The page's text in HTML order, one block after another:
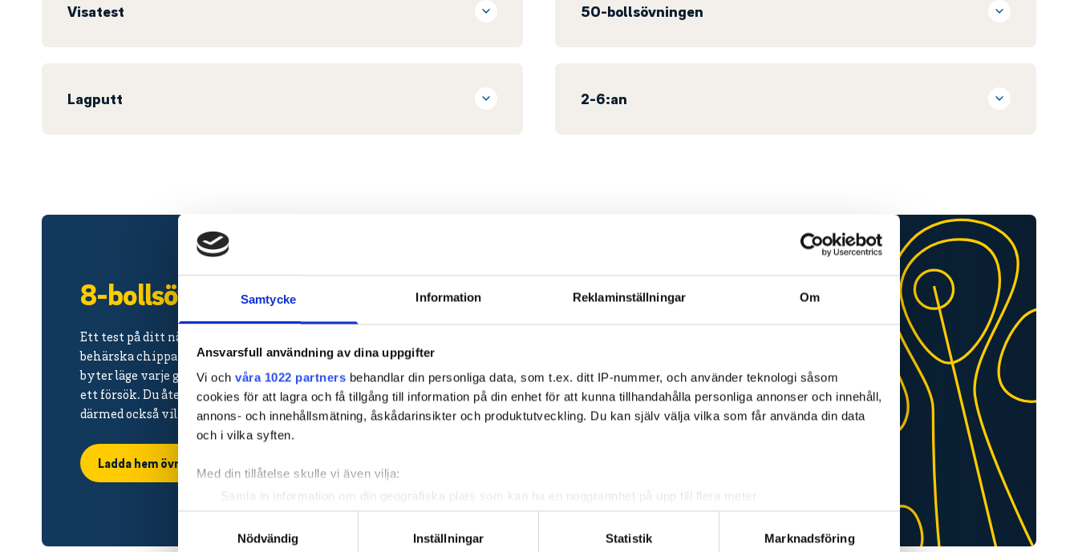
Samtycke Information Reklaminställningar Om
Ansvarsfull användning av dina uppgifter
Vi och våra 1022 partners behandlar din personliga data, som t.ex. ditt IP-nummer, och använder teknologi såsom
cookies för att lagra och få tillgång till information på din enhet för att kunna tillhandahålla personliga annonser och innehåll,
annons- och innehållsmätning, åskådarinsikter och produktutveckling. Du kan själv välja vilka som får använda din data
och i vilka syften.
Med din tillåtelse skulle vi även vilja:
Samla in information om din geografiska plats som kan ha en noggrannhet på upp till flera meter
Identifiera din enhet genom att aktivt skanna den för specifika kännetecken (fingeravtryck)
Ta reda på mer om hur dina personliga uppgifter behandlas och ställ in dina preferenser i
detaljsektionen. Du kan ändra
Nödvändig
Inställningar Statistik Marknadsföring
Visatest
Lagputt
50-bollsövningen
2-6:an
8-bollsövningen.
Ett test på ditt närspel. För att scora bra på det här testet behöver du
behärska chippar, pitchar, lobbar och bunkerslag från olika avstånd. Du
byter läge varje gång och får därmed reda på hur bra du är på att lyckas på
ett försök. Du återkommer till samma läge fem gånger och testet visar
därmed också vilken förmåga du har att lära av tidigare försök.
Ladda hem övningen här